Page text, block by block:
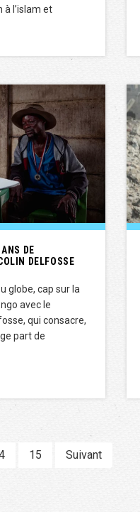
à l’islam et
DE
DELFOSSE
globe, cap sur la
avec le
qui consacre,
part de
15 Suivant